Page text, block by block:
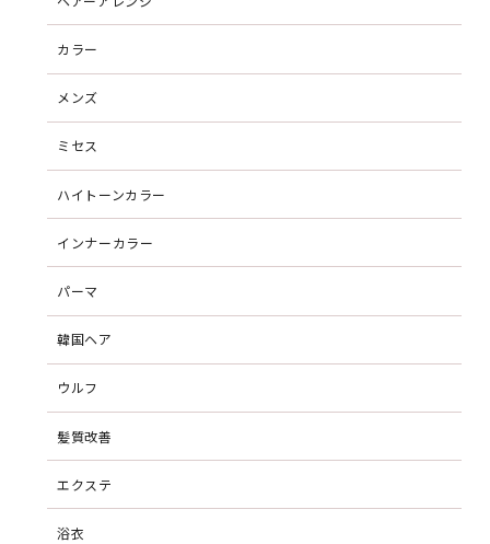
カラー
メンズ
ミセス
ハイトーンカラー
インナーカラー
パーマ
韓国ヘア
ウルフ
髪質改善
エクステ
浴衣